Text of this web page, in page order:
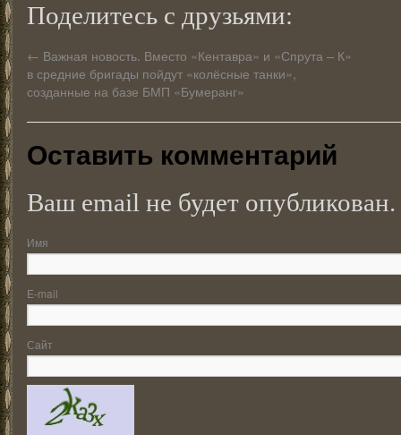
Поделитесь с друзьями:
← Важная новость. Вместо «Кентавра» и «Спрута – К»
в средние бригады пойдут «колёсные танки»,
созданные на базе БМП «Бумеранг»
Оставить комментарий
Ваш email не будет опубликован.
Имя
E-mail
Сайт